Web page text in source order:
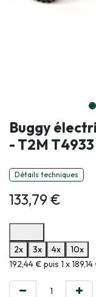
Buggy
- T2M
Détails techniques
133,79€
2x
3x 4x
10x
Informations sur le
192,44 € puis 1 x